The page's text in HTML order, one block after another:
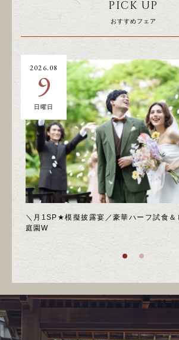
PICK UP
おすすめフェア
＼月1SP★模擬披露宴／豪華ハーフ試食＆
庭園W
2026.08
9
日曜日